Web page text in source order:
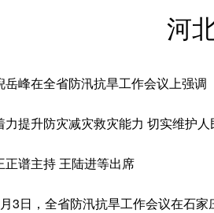
河
峰在全省防汛抗旱工作会议上强调
升防灾减灾救灾能力 切实维护人
谱主持 王陆进等出席
日，全省防汛抗旱工作会议在石家